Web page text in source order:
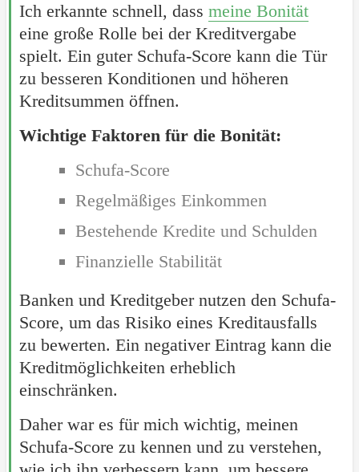
Ich erkannte schnell, dass meine Bonität
eine große Rolle bei der Kreditvergabe
spielt. Ein guter Schufa-Score kann die Tür
zu besseren Konditionen und höheren
Kreditsummen öffnen.
Wichtige Faktoren für die Bonität:
Schufa-Score
Regelmäßiges Einkommen
Bestehende Kredite und Schulden
Finanzielle Stabilität
Banken und Kreditgeber nutzen den Schufa-
Score, um das Risiko eines Kreditausfalls
zu bewerten. Ein negativer Eintrag kann die
Kreditmöglichkeiten erheblich
einschränken.
Daher war es für mich wichtig, meinen
Schufa-Score zu kennen und zu verstehen,